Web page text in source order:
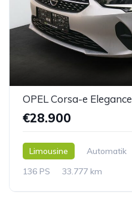
OPEL Corsa-e Elegance
€28.900
Limousine Automatik
136 PS
33.777 km